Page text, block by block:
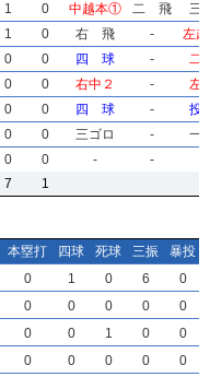
1 0 中越本① 二 飛
三
1 0 右 飛 -
左
0 0 四 球 -
二
0 0 右中２ -
左
0 0 四 球 -
投
0 0 三ゴロ -
一
0 0 - -
7 1
1 0 中越本① 二 飛
三
1 0 右 飛 -
左
0 0 四 球 -
二
0 0 右中２ -
左
0 0 四 球 -
投
0 0 三ゴロ -
一
0 0 - -
7 1
1 0 中越本① 二 飛
三
1 0 右 飛 -
左
0 0 四 球 -
二
0 0 右中２ -
左
0 0 四 球 -
投
0 0 三ゴロ -
一
0 0 - -
7 1
1 0 中越本① 二 飛
三
1 0 右 飛 -
左
0 0 四 球 -
二
0 0 右中２ -
左
0 0 四 球 -
投
0 0 三ゴロ -
一
0 0 - -
7 1
本塁打 四球 死球 三振 暴投
0 1 0 6
0
0 0 0 0
0
0 0 1 0
0
0 0 0 0
0
本塁打 四球 死球 三振 暴投
0 1 0 6
0
0 0 0 0
0
0 0 1 0
0
0 0 0 0
0
本塁打 四球 死球 三振 暴投
0 1 0 6
0
0 0 0 0
0
0 0 1 0
0
0 0 0 0
0
本塁打 四球 死球 三振 暴投
0 1 0 6
0
0 0 0 0
0
0 0 1 0
0
0 0 0 0
0